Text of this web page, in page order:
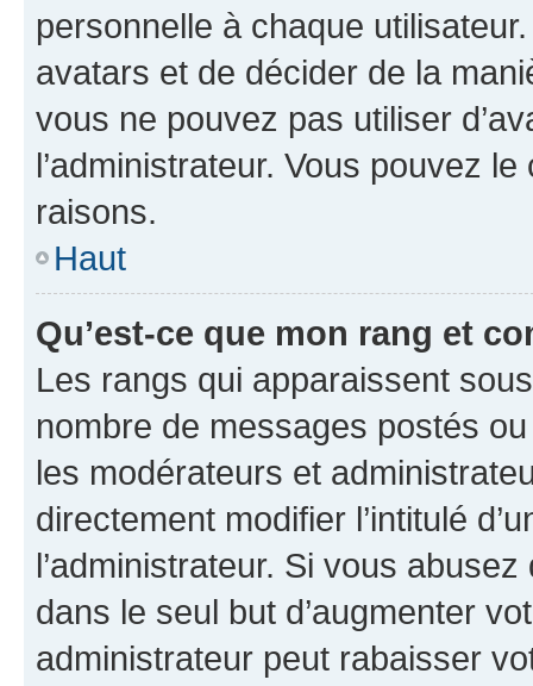
personnelle à chaque utilisateur.
avatars et de décider de la
vous ne pouvez pas utiliser
l’administrateur. Vous pouvez
raisons.
Haut
Qu’est-ce que mon rang et
Les rangs qui apparaissent
nombre de messages postés
les modérateurs et
directement modifier l’intitulé
l’administrateur. Si vous
dans le seul but d’augmenter
administrateur peut rabaisser